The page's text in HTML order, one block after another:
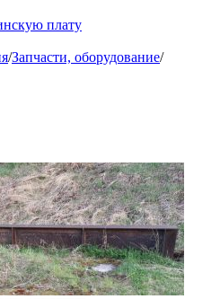
плату
/Запчасти, оборудование/